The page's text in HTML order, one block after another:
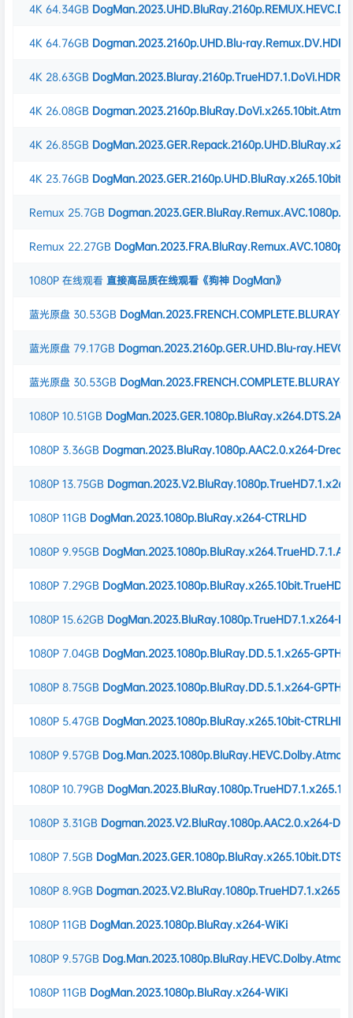
4K 64.34GB
4K 64.76GB Dogman.2023.2160p.UHD.Blu-
4K 28.63GB
4K 26.08GB
4K 26.85GB
4K 23.76GB
Remux 25.7GB
Remux 22.27GB
1080P 在线观看 直接高品质在线观看《狗神 DogMan》
蓝光原盘 30.53GB DogMan.2023.FRENCH.COMPLETE.BLURAY-
蓝光原盘 79.17GB Dogman.2023.2160p.GER.UHD.Blu-
蓝光原盘 30.53GB DogMan.2023.FRENCH.COMPLETE.BLURAY-
1080P 10.51GB
1080P 3.36GB Dogman.2023.BluRay.1080p.AAC2.0.x264-
1080P 13.75GB
1080P 11GB DogMan.2023.1080p.BluRay.x264-CTRLHD
1080P 9.95GB
1080P 7.29GB
1080P 15.62GB DogMan.2023.BluRay.1080p.TrueHD7.1.x264-
1080P 7.04GB DogMan.2023.1080p.BluRay.DD.5.1.x265-GPTHD
1080P 8.75GB DogMan.2023.1080p.BluRay.DD.5.1.x264-GPTHD
1080P 5.47GB DogMan.2023.1080p.BluRay.x265.10bit-CTRLHD
1080P 9.57GB
1080P 10.79GB
1080P 3.31GB Dogman.2023.V2.BluRay.1080p.AAC2.0.x264-
1080P 7.5GB
1080P 8.9GB
1080P 11GB DogMan.2023.1080p.BluRay.x264-WiKi
1080P 9.57GB
1080P 11GB DogMan.2023.1080p.BluRay.x264-WiKi